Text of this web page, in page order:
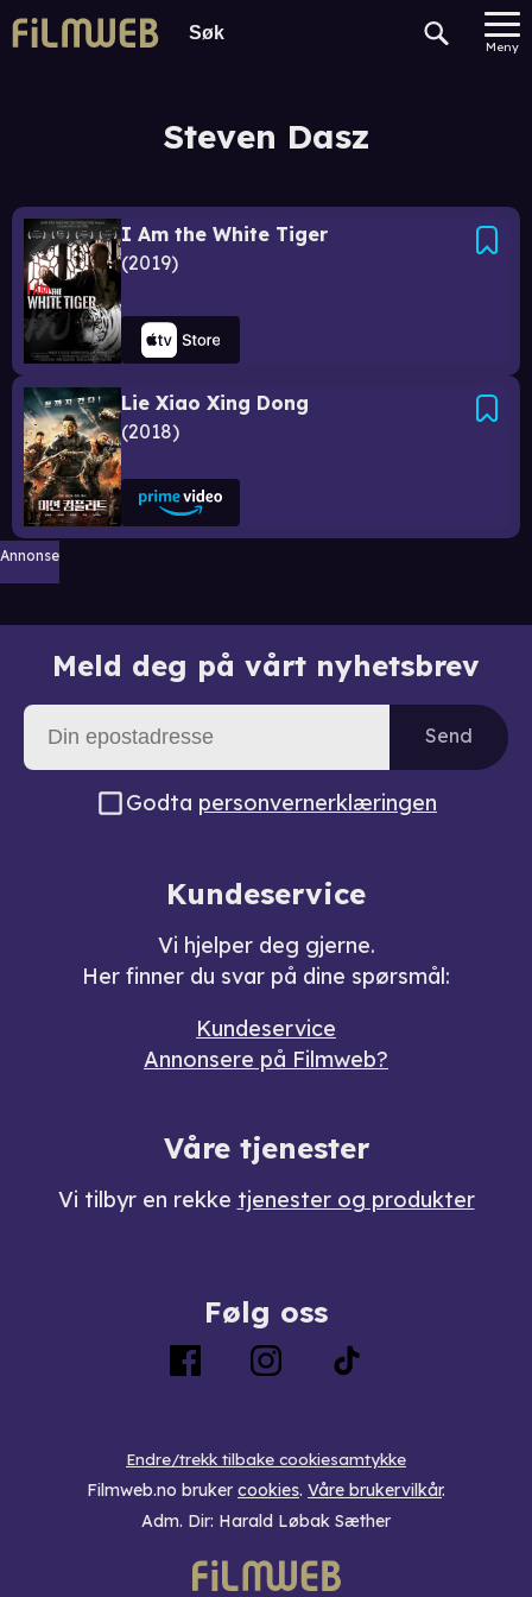
Meny
Steven Dasz
I Am the White Tiger
2019
Lie Xiao Xing Dong
2018
Annonse
Meld deg på vårt nyhetsbrev
Send
Godta personvernerklæringen
Kundeservice
Vi hjelper deg gjerne.
Her finner du svar på dine spørsmål:
Kundeservice
Annonsere på Filmweb?
Våre tjenester
Vi tilbyr en rekke tjenester og produkter
Følg oss
Endre/trekk tilbake cookiesamtykke
Filmweb.no bruker cookies. Våre brukervilkår.
Adm. Dir: Harald Løbak Sæther